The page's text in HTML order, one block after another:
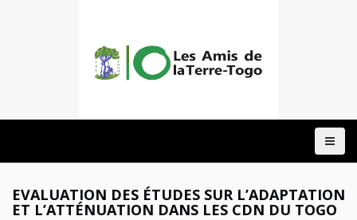
PROPOS
ACTION
EVALUATION DES ÉTUDES SUR L’ADAPTATION
ET L’ATTÉNUATION DANS LES CDN DU TOGO